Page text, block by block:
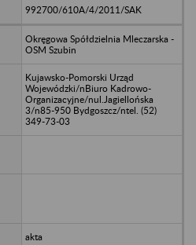
992700/610A/4/2011/SAK
Okręgowa Spółdzielnia Mleczarska -
OSM Szubin
Kujawsko-Pomorski Urząd
Wojewódzki/nBiuro Kadrowo-
Organizacyjne/nul.Jagiellońska
3/n85-950 Bydgoszcz/ntel. (52)
349-73-03
akta